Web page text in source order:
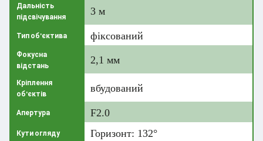
Дальність
підсвічування
3 м
Тип об'єктива фіксований
Фокусна
відстань
2,1 мм
Кріплення
об'єктів
вбудований
Апертура F2.0
Кути огляду Горизонт: 132°